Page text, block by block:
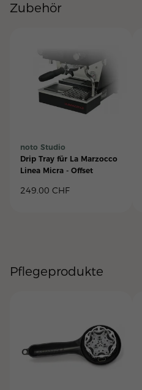
Zubehör
noto Studio
Drip Tray für La Marzocco
Linea Micra - Offset
249.00 CHF
Pflegeprodukte